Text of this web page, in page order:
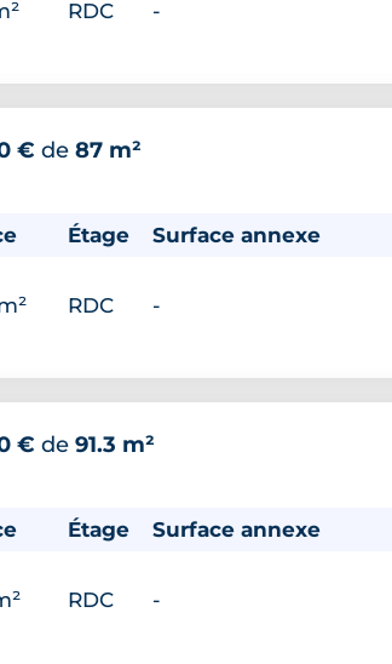
RDC -
€ de 87 m²
Étage Surface annexe
RDC -
€ de 91.3 m²
Étage Surface annexe
RDC -